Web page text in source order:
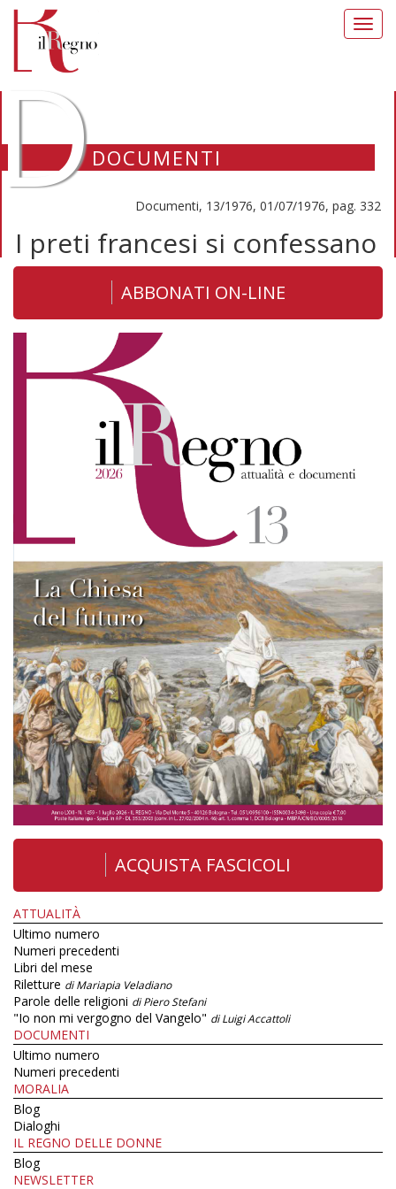
DOCUMENTI
Documenti, 13/1976, 01/07/1976, pag. 332
I preti francesi si confessano
ABBONATI ON-LINE
ACQUISTA FASCICOLI
ATTUALITÀ
Ultimo numero
Numeri precedenti
Libri del mese
Riletture di Mariapia Veladiano
Parole delle religioni di Piero Stefani
"Io non mi vergogno del Vangelo" di Luigi Accattoli
DOCUMENTI
Ultimo numero
Numeri precedenti
MORALIA
Blog
Dialoghi
IL REGNO DELLE DONNE
Blog
NEWSLETTER